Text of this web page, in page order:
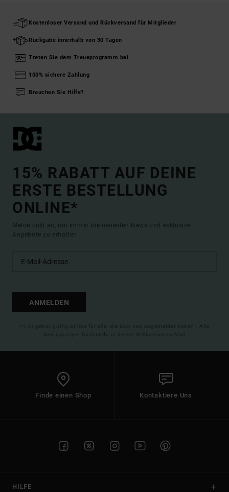
Kostenloser Versand und Rückversand für Mitglieder
Rückgabe innerhalb von 30 Tagen
Treten Sie dem Treueprogramm bei
100% sichere Zahlung
Brauchen Sie Hilfe?
15% RABATT AUF DEINE
ERSTE BESTELLUNG
ONLINE*
Melde dich an, um immer die neuesten News und exklusive
Angebote zu erhalten.
ANMELDEN
(*) Angebot gültig online für alle, die sich neu angemeldet haben - Alle
Bedingungen findest du in deiner Willkommens-Mail
Finde einen Shop Kontaktiere Uns
HILFE